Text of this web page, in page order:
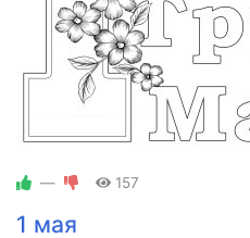
— 157
1 мая